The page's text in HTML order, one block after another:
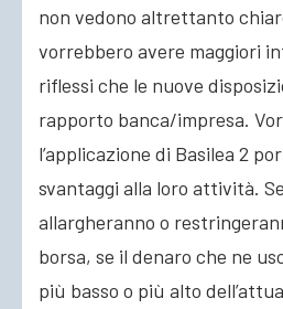
non vedono altrettanto
vorrebbero avere maggiori
riflessi che le nuove
rapporto banca/impresa.
l’applicazione di Basilea 2
svantaggi alla loro attività.
allargheranno o
borsa, se il denaro che ne
più basso o più alto